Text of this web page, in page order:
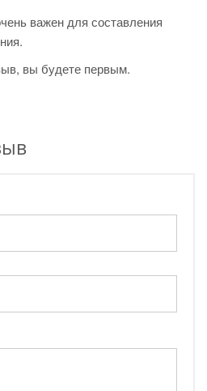
важен для составления
вы будете первым.